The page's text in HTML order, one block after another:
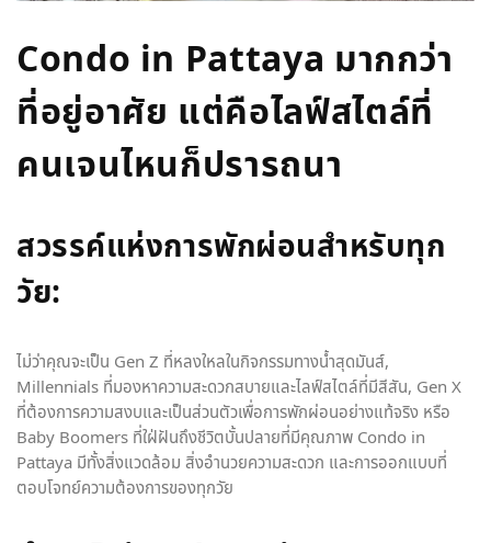
Condo in Pattaya มากกว่า
ที่อยู่อาศัย แต่คือไลฟ์สไตล์ที่
คนเจนไหนก็ปรารถนา
สวรรค์แห่งการพักผ่อนสำหรับทุก
วัย:
ไม่ว่าคุณจะเป็น Gen Z ที่หลงใหลในกิจกรรมทางน้ำสุดมันส์,
Millennials ที่มองหาความสะดวกสบายและไลฟ์สไตล์ที่มีสีสัน, Gen X
ที่ต้องการความสงบและเป็นส่วนตัวเพื่อการพักผ่อนอย่างแท้จริง หรือ
Baby Boomers ที่ใฝ่ฝันถึงชีวิตบั้นปลายที่มีคุณภาพ Condo in
Pattaya มีทั้งสิ่งแวดล้อม สิ่งอำนวยความสะดวก และการออกแบบที่
ตอบโจทย์ความต้องการของทุกวัย